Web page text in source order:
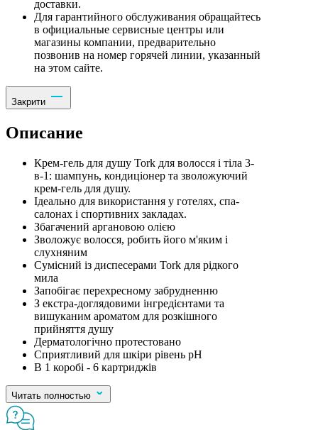
доставки.
Для гарантийного обслуживания обращайтесь
в официальные сервисные центры или
магазины компании, предварительно
позвонив на номер горячей линии, указанный
на этом сайте.
Закрити
Описание
Крем-гель для душу Tork для волосся і тіла 3-
в-1: шампунь, кондиціонер та зволожуючий
крем-гель для душу.
Ідеально для використання у готелях, спа-
салонах і спортивних закладах.
Збагачений аргановою олією
Зволожує волосся, робить його м'яким і
слухняним
Сумісний із диспесерами Tork для рідкого
мила
Запобігає перехресному забрудненню
З екстра-доглядовими інгредієнтами та
вишуканим ароматом для розкішного
прийняття душу
Дерматологічно протестовано
Сприятливий для шкіри рівень pH
В 1 коробі - 6 картриджів
Читать полностью